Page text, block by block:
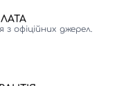
з офіційних джерел.